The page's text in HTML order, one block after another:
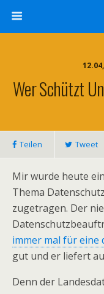
Wer Schützt
Teilen Tweet
Mir wurde heute
Thema
zugetragen. Der
immer mal für eine
gut und er liefert
Denn der